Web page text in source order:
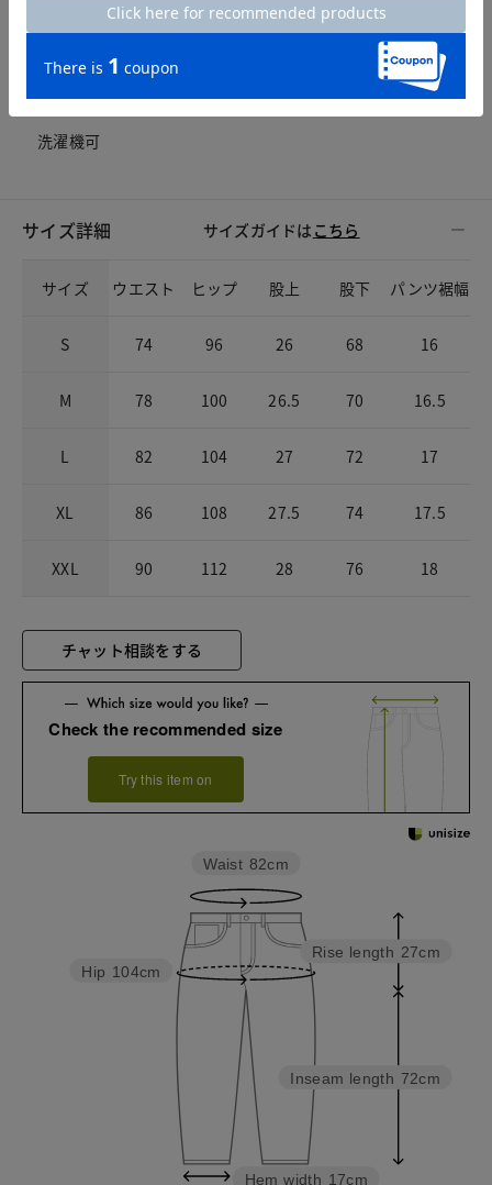
本体/ポリエステル80%・綿20%，別布/ポリエステル
89%・綿11%
洗濯機可
サイズ詳細 サイズガイドは こちら
サイズ ウエスト ヒップ 股上 股下 パンツ裾幅
S 74 96 26 68 16
M 78 100 26.5 70 16.5
L 82 104 27 72 17
XL 86 108 27.5 74 17.5
XXL 90 112 28 76 18
チャット相談をする
Check the recommended size
Try this item on
Inseam length 72cm
Rise length 27cm
Hem width 17cm
Hip 104cm
Waist 82cm